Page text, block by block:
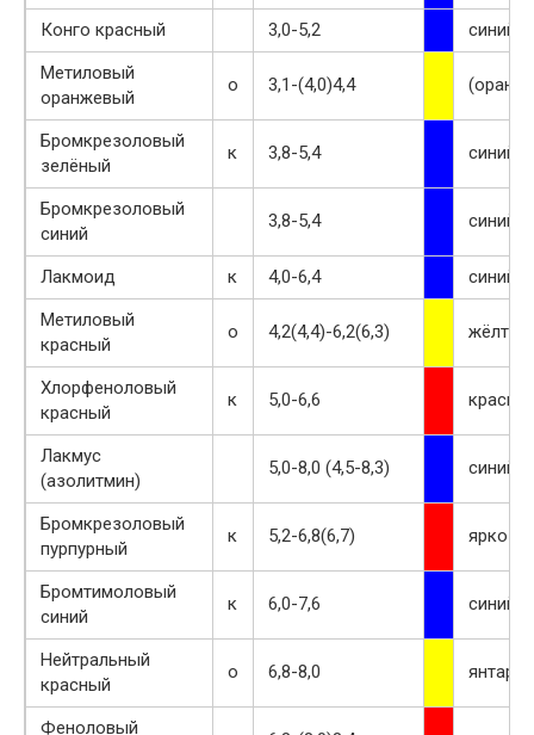
Конго красный 3,0-5,2
синий
Метиловый
оранжевый
o 3,1-(4,0)4,4
Бромкрезоловый
зелёный
к 3,8-5,4 синий
Бромкрезоловый
синий
3,8-5,4 синий
Лакмоид к 4,0-6,4
синий
Метиловый
красный
o 4,2(4,4)-6,2(6,3) жёлтый
Хлорфеноловый
красный
к 5,0-6,6
Лакмус
(азолитмин)
5,0-8,0 (4,5-8,3) синий
Бромкрезоловый
пурпурный
к 5,2-6,8(6,7) ярко-
Бромтимоловый
синий
к 6,0-7,6 синий
Нейтральный
красный
o 6,8-8,0
Феноловый